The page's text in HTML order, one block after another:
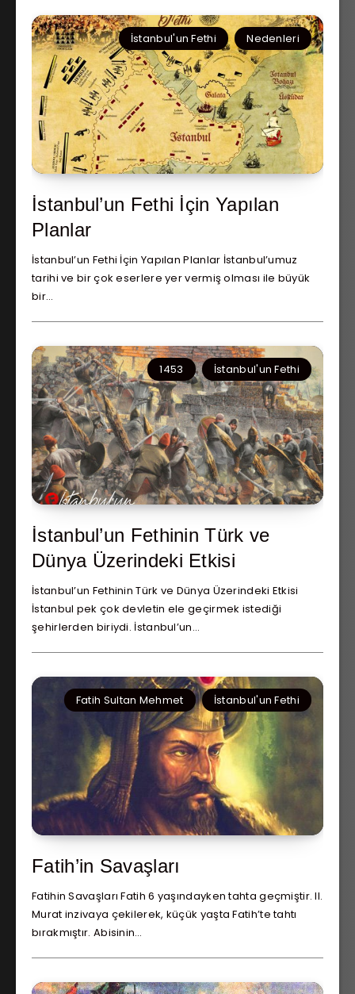
İstanbul'un Fethi Nedenleri
İstanbul’un Fethi İçin Yapılan
Planlar
İstanbul’un Fethi İçin Yapılan Planlar İstanbul’umuz
tarihi ve bir çok eserlere yer vermiş olması ile büyük
bir…
1453 İstanbul'un Fethi
İstanbul’un Fethinin Türk ve
Dünya Üzerindeki Etkisi
İstanbul’un Fethinin Türk ve Dünya Üzerindeki Etkisi
İstanbul pek çok devletin ele geçirmek istediği
şehirlerden biriydi. İstanbul’un…
Fatih Sultan Mehmet İstanbul'un Fethi
Fatih’in Savaşları
Fatihin Savaşları Fatih 6 yaşındayken tahta geçmiştir. II.
Murat inzivaya çekilerek, küçük yaşta Fatih’te tahtı
bırakmıştır. Abisinin…